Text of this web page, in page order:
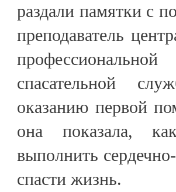
раздали памятки с
преподаватель
спасательной
оказанию первой
она показала,
выполнить
спасти жизнь.